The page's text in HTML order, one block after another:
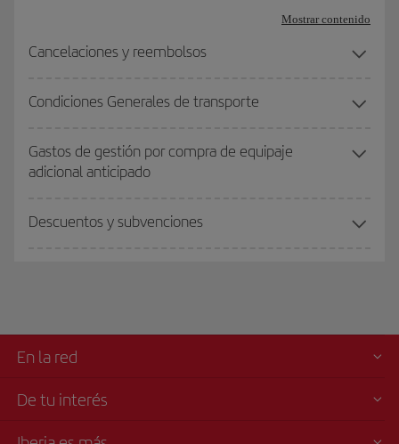
Mostrar contenido
Cancelaciones y reembolsos
Condiciones Generales de transporte
Gastos de gestión por compra de equipaje
adicional anticipado
Descuentos y subvenciones
En la red
De tu interés